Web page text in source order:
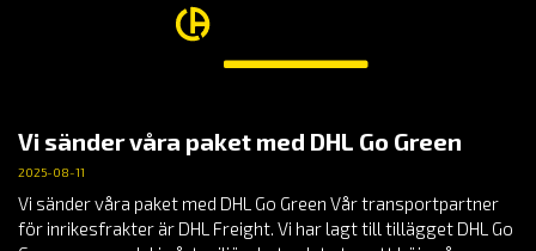
Vi sänder våra paket med DHL Go Green
2025-08-11
Vi sänder våra paket med DHL Go Green Vår transportpartner
för inrikesfrakter är DHL Freight. Vi har lagt till tillägget DHL Go